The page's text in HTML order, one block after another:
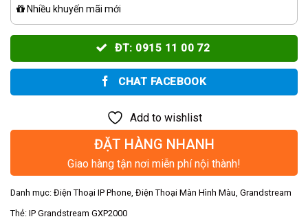
Nhiều khuyến mãi mới
ĐT: 0915 11 00 72
CHAT FACEBOOK
Add to wishlist
ĐẶT HÀNG NHANH
Giao hàng tận nơi miễn phí nội thành!
Danh mục: Điện Thoại IP Phone Điện Thoại Màn Hình Màu Grandstream
Thẻ: IP Grandstream GXP2000